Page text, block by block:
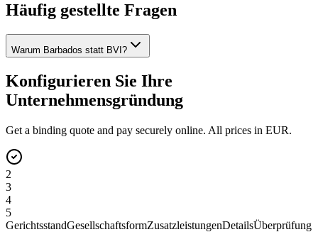
Häufig gestellte Fragen
Warum Barbados statt BVI?
Konfigurieren Sie Ihre
Unternehmensgründung
Get a binding quote and pay securely online. All prices in EUR.
2
3
4
5
GerichtsstandGesellschaftsformZusatzleistungenDetailsÜberprüfung